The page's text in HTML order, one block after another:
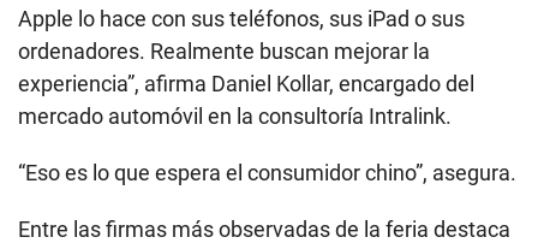
Apple lo hace con sus teléfonos, sus iPad o sus
ordenadores. Realmente buscan mejorar la
experiencia”, afirma Daniel Kollar, encargado del
mercado automóvil en la consultoría Intralink.
“Eso es lo que espera el consumidor chino”, asegura.
Entre las firmas más observadas de la feria destaca